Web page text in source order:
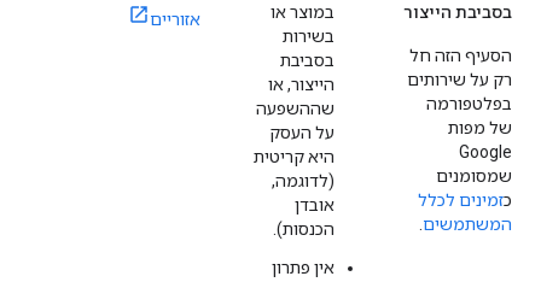
בסביבת הייצור
הסעיף הזה חל
רק על שירותים
בפלטפורמה
של מפות
Google
שמסומנים
כזמינים לכלל
המשתמשים
במוצר או
בשירות
בסביבת
הייצור, או
שההשפעה
על העסק
היא קריטית
(לדוגמה,
אובדן
הכנסות).
אין פתרון
אזוריים